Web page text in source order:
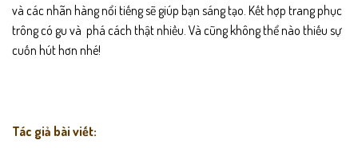
và các nhãn hàng nổi tiếng sẽ giúp bạn sáng tạo. Kết hợp trang phục
trông có gu và phá cách thật nhiều. Và cũng không thể nào thiếu sự
cuốn hút hơn nhé!
Tác giả bài viết: